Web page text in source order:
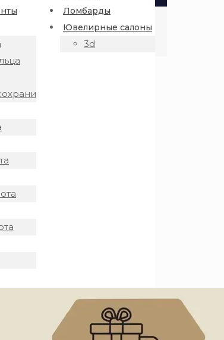
Ломбарды
Ювелирные салоны
3d